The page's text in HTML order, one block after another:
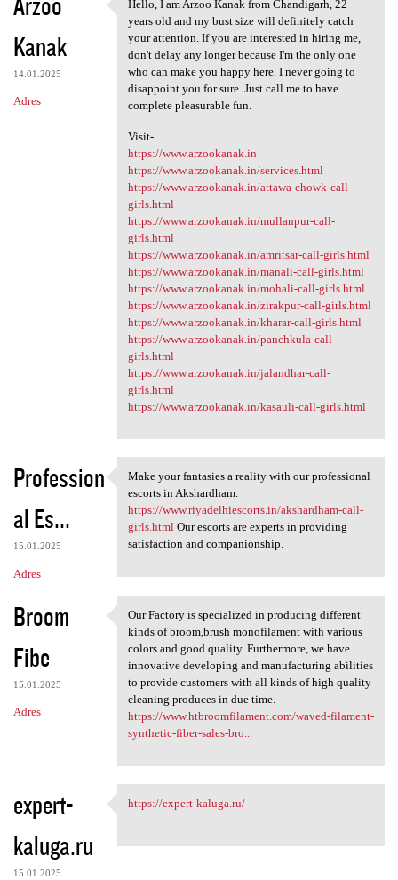
Kanak
14.01.2025
Adres
Hello, I am Arzoo Kanak from
Hello, I am Arzoo Kanak from Chandigarh, 22
years old and my bust size will definitely catch
your attention. If you are interested in hiring me,
don't delay any longer because I'm the only one
who can make you happy here. I never going to
disappoint you for sure. Just call me to have
complete pleasurable fun.
Visit-
https://www.arzookanak.in
https://www.arzookanak.in/services.html
https://www.arzookanak.in/attawa-chowk-call-
girls.html
https://www.arzookanak.in/mullanpur-call-
girls.html
https://www.arzookanak.in/amritsar-call-girls.html
https://www.arzookanak.in/manali-call-girls.html
https://www.arzookanak.in/mohali-call-girls.html
https://www.arzookanak.in/zirakpur-call-girls.html
https://www.arzookanak.in/kharar-call-girls.html
https://www.arzookanak.in/panchkula-call-
girls.html
https://www.arzookanak.in/jalandhar-call-
girls.html
https://www.arzookanak.in/kasauli-call-girls.html
Profession
al Es...
15.01.2025
Adres
Make your fantasies a reality
Make your fantasies a reality with our professional
escorts in Akshardham.
https://www.riyadelhiescorts.in/akshardham-call-
girls.htmlOur escorts are experts in providing
satisfaction and companionship.
Broom
Fibe
15.01.2025
Adres
Our Factory is specialized in
Our Factory is specialized in producing different
kinds of broom,brush monofilament with various
colors and good quality. Furthermore, we have
innovative developing and manufacturing abilities
to provide customers with all kinds of high quality
cleaning produces in due time.
https://www.htbroomfilament.com/waved-filament-
synthetic-fiber-sales-bro...
expert-
kaluga.ru
15.01.2025
https://expert-kaluga.ru/
https://expert-kaluga.ru/